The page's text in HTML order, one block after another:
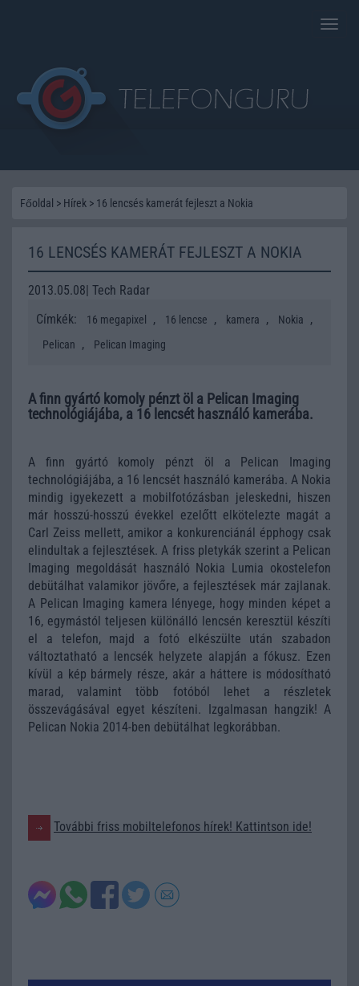
Toggle
Főoldal > Hírek > 16 lencsés kamerát fejleszt a Nokia
16 LENCSÉS KAMERÁT FEJLESZT A NOKIA
2013.05.08| Tech Radar
Címkék:
16 megapixel , 16 lencse , kamera , Nokia ,
Pelican , Pelican Imaging
A finn gyártó komoly pénzt öl a Pelican Imaging
technológiájába, a 16 lencsét használó kamerába.
A finn gyártó komoly pénzt öl a Pelican Imaging
technológiájába, a 16 lencsét használó kamerába. A Nokia
mindig igyekezett a mobilfotózásban jeleskedni, hiszen
már hosszú-hosszú évekkel ezelőtt elkötelezte magát a
Carl Zeiss mellett, amikor a konkurenciánál épphogy csak
elindultak a fejlesztések. A friss pletykák szerint a Pelican
Imaging megoldását használó Nokia Lumia okostelefon
debütálhat valamikor jövőre, a fejlesztések már zajlanak.
A Pelican Imaging kamera lényege, hogy minden képet a
16, egymástól teljesen különálló lencsén keresztül készíti
el a telefon, majd a fotó elkészülte után szabadon
változtatható a lencsék helyzete alapján a fókusz. Ezen
kívül a kép bármely része, akár a háttere is módosítható
marad, valamint több fotóból lehet a részletek
összevágásával egyet készíteni. Izgalmasan hangzik! A
Pelican Nokia 2014-ben debütálhat legkorábban.
További friss mobiltelefonos hírek! Kattintson ide!